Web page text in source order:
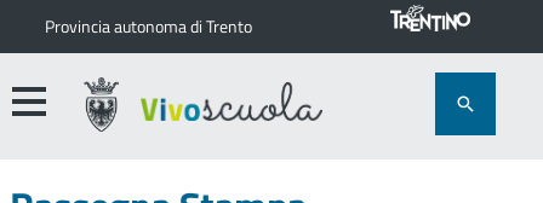
Provincia autonoma di Trento